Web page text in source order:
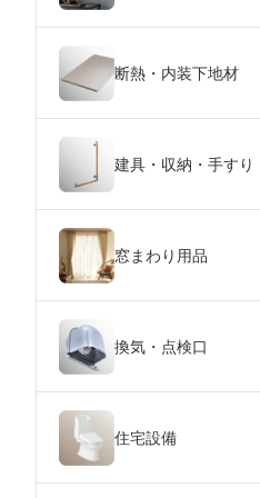
断熱・内装下地材
建具・収納・手すり
窓まわり用品
換気・点検口
住宅設備